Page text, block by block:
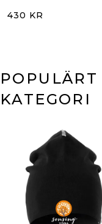
430 KR
KATEGORI